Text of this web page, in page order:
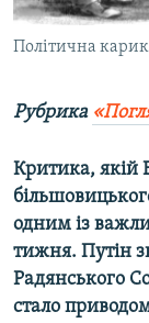
УКРАЇНСЬКА
ІНФОГРАФІКА
ДОЛУЧАЙСЯ!
Політична
Рубрика
Критика, якій
одним із
тижня. Путін
Радянського
стало